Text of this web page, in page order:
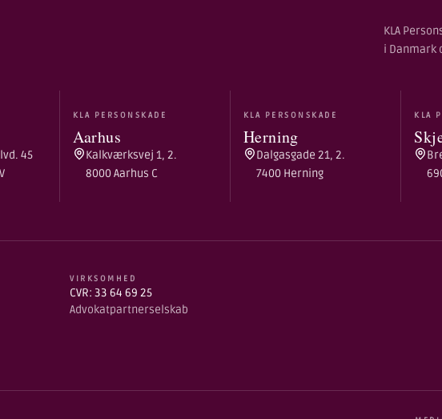
KLA
i Danmark
45
KLA PERSONSKADE
Aarhus
Kalkværksvej 1, 2.
8000 Aarhus C
KLA PERSONSKADE
Herning
Dalgasgade 21, 2.
7400 Herning
KLA
VIRKSOMHED
CVR: 33 64 69 25
Advokatpartnerselskab